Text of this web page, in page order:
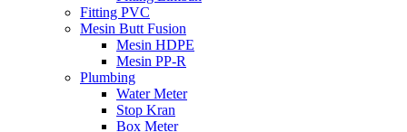
Fitting PVC
Mesin Butt Fusion
Mesin HDPE
Mesin PP-R
Plumbing
Water Meter
Stop Kran
Box Meter